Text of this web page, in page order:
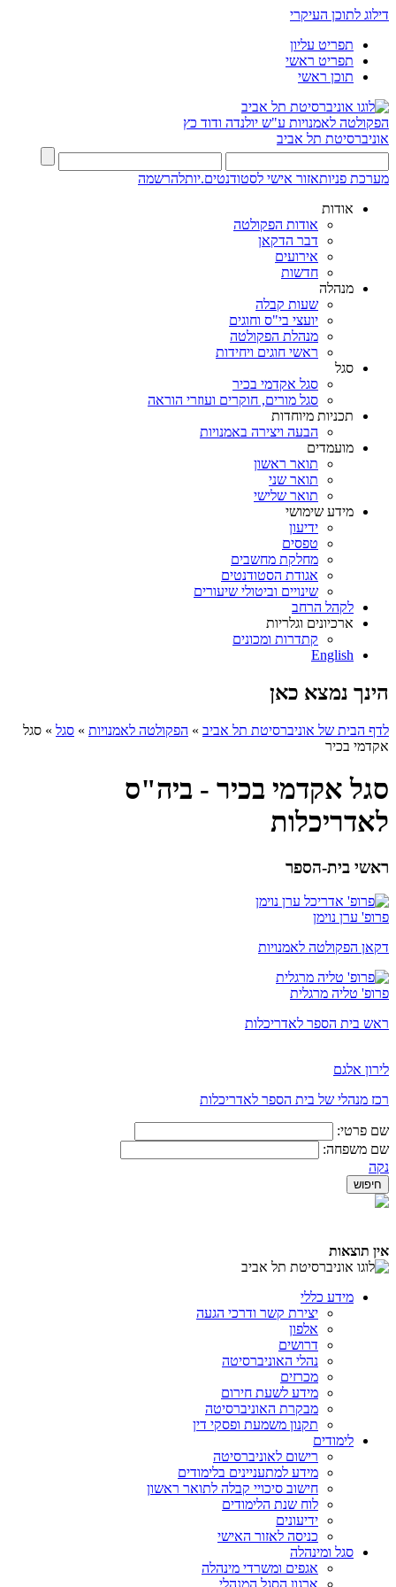
דילוג לתוכן העיקרי
תפריט עליון
תפריט ראשי
תוכן ראשי
הפקולטה לאמנויות ע"ש יולנדה ודוד כץ
אוניברסיטת תל אביב
מערכת פניותאזור אישי לסטודנטים.יותלהרשמה
אודות
אודות הפקולטה
דבר הדקאן
אירועים
חדשות
מנהלה
שעות קבלה
יועצי בי"ס וחוגים
מנהלת הפקולטה
ראשי חוגים ויחידות
סגל
סגל אקדמי בכיר
סגל מורים, חוקרים ועוזרי הוראה
תכניות מיוחדות
הבעה ויצירה באמנויות
מועמדים
תואר ראשון
תואר שני
תואר שלישי
מידע שימושי
ידיעון
טפסים
מחלקת מחשבים
אגודת הסטודנטים
שינויים וביטולי שיעורים
לקהל הרחב
ארכיונים וגלריות
קתדרות ומכונים
English
הינך נמצא כאן
לדף הבית של אוניברסיטת תל אביב » הפקולטה לאמנויות » סגל » סגל
אקדמי בכיר
סגל אקדמי בכיר - ביה"ס
לאדריכלות
ראשי בית-הספר
פרופ' ערן נוימן
דקאן הפקולטה לאמנויות
פרופ' טליה מרגלית
ראש בית הספר לאדריכלות
לירון אלגם
רכז מנהלי של בית הספר לאדריכלות
שם פרטי:
שם משפחה:
נקה
אין תוצאות
מידע כללי
יצירת קשר ודרכי הגעה
אלפון
דרושים
נהלי האוניברסיטה
מכרזים
מידע לשעת חירום
מבקרת האוניברסיטה
תקנון משמעת ופסקי דין
לימודים
רישום לאוניברסיטה
מידע למתעניינים בלימודים
חישוב סיכויי קבלה לתואר ראשון
לוח שנת הלימודים
ידיעונים
כניסה לאזור האישי
סגל ומינהלה
אגפים ומשרדי מינהלה